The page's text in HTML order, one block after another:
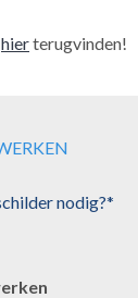
hierterugvinden!
nodig?*